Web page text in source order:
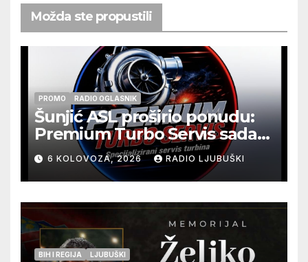
Možda ste propustili
PROMO RADIO OGLASNIK
Šunjić ASL proširio ponudu:
Premium Turbo Servis sada
na jednoj adresi u Ljubuškom
6 KOLOVOZA, 2026 RADIO LJUBUŠKI
BIH I REGIJA LJUBUŠKI